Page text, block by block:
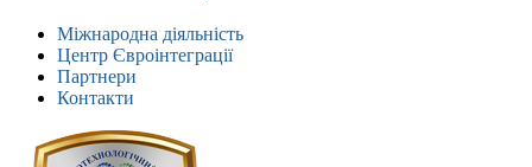
Міжнародна діяльність
Центр Євроінтеграції
Партнери
Контакти